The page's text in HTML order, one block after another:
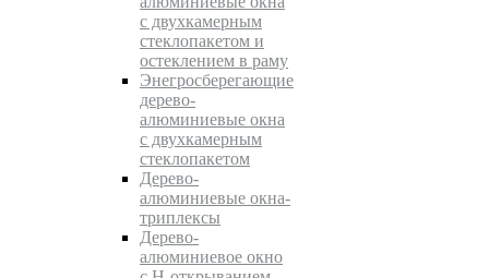
c двухкамерным
стеклопакетом и
остеклением в раму
Энегросберегающие
дерево-
алюминиевые окна
c двухкамерным
стеклопакетом
Дерево-
алюминиевые окна-
триплексы
Дерево-
алюминиевое окно